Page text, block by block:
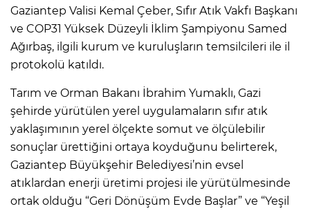
Gaziantep Valisi Kemal Çeber, Sıfır Atık Vakfı Başkanı
ve COP31 Yüksek Düzeyli İklim Şampiyonu Samed
Ağırbaş, ilgili kurum ve kuruluşların temsilcileri ile il
protokolü katıldı.
Tarım ve Orman Bakanı İbrahim Yumaklı, Gazi
şehirde yürütülen yerel uygulamaların sıfır atık
yaklaşımının yerel ölçekte somut ve ölçülebilir
sonuçlar ürettiğini ortaya koyduğunu belirterek,
Gaziantep Büyükşehir Belediyesi’nin evsel
atıklardan enerji üretimi projesi ile yürütülmesinde
ortak olduğu “Geri Dönüşüm Evde Başlar” ve “Yeşil